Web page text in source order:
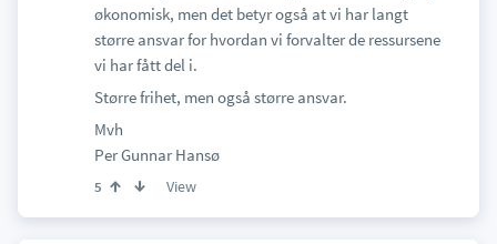
økonomisk, men det betyr også at vi har langt
større ansvar for hvordan vi forvalter de ressursene
vi har fått del i.
Større frihet, men også større ansvar.
Mvh
Per Gunnar Hansø
5 View